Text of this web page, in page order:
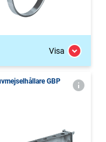
Visa
GBP